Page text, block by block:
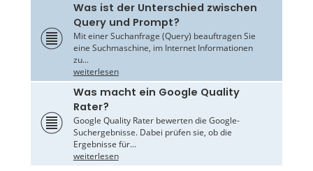
Was ist der Unterschied zwischen
Query und Prompt?
Mit einer Suchanfrage (Query) beauftragen Sie
eine Suchmaschine, im Internet Informationen
zu...
weiterlesen
Was macht ein Google Quality
Rater?
Google Quality Rater bewerten die Google-
Suchergebnisse. Dabei prüfen sie, ob die
Ergebnisse für...
weiterlesen